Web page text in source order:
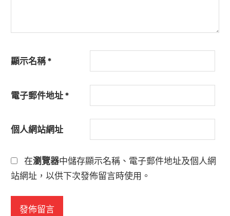
顯示名稱*
電子郵件地址*
個人網站網址
在瀏覽器中儲存顯示名稱、電子郵件地址及個人網
站網址，以供下次發佈留言時使用。